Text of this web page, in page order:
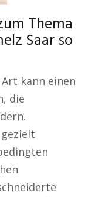
Thema
Saar so
kann einen
die